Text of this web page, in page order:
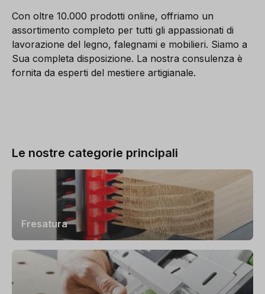
Con oltre 10.000 prodotti online, offriamo un
assortimento completo per tutti gli appassionati di
lavorazione del legno, falegnami e mobilieri. Siamo a
Sua completa disposizione. La nostra consulenza è
fornita da esperti del mestiere artigianale.
Le nostre categorie principali
Fresatura